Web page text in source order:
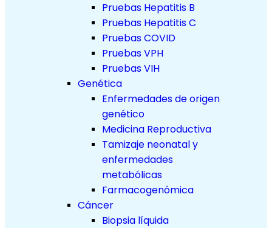
Pruebas Hepatitis B
Pruebas Hepatitis C
Pruebas COVID
Pruebas VPH
Pruebas VIH
Genética
Enfermedades de origen
genético
Medicina Reproductiva
Tamizaje neonatal y
enfermedades
metabólicas
Farmacogenómica
Cáncer
Biopsia líquida